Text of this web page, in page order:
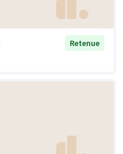
Retenue